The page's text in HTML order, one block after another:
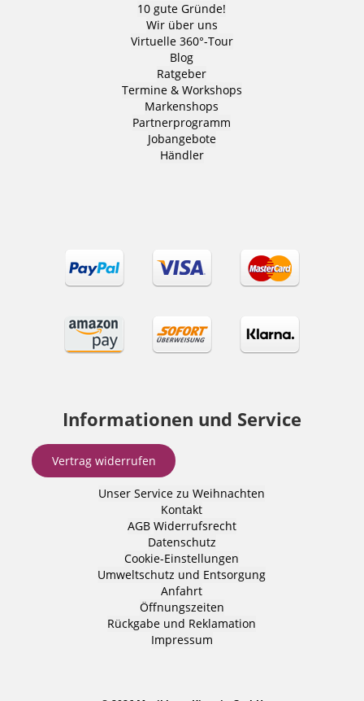
10 gute Gründe!
Wir über uns
Virtuelle 360°-Tour
Blog
Ratgeber
Termine & Workshops
Markenshops
Partnerprogramm
Jobangebote
Händler
Informationen und Service
Vertrag widerrufen
Unser Service zu Weihnachten
Kontakt
AGB Widerrufsrecht
Datenschutz
Cookie-Einstellungen
Umweltschutz und Entsorgung
Anfahrt
Öffnungszeiten
Rückgabe und Reklamation
Impressum